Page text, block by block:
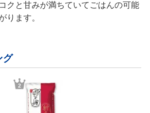
クと甘みが満ちていてごはんの可能
ります。
グ
2